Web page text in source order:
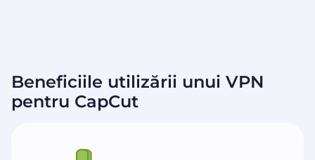
Beneficiile utilizării unui VPN
pentru CapCut